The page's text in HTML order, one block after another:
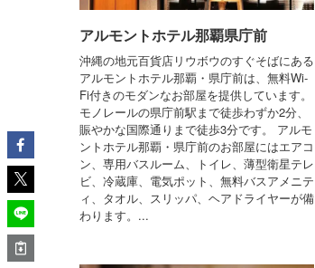
アルモントホテル那覇県庁前
沖縄の地元百貨店リウボウのすぐそばにある
アルモントホテル那覇・県庁前は、無料Wi-
Fi付きのモダンなお部屋を提供しています。
モノレールの県庁前駅まで徒歩わずか2分、
賑やかな国際通りまで徒歩3分です。 アルモ
ントホテル那覇・県庁前のお部屋にはエアコ
ン、専用バスルーム、トイレ、薄型衛星テレ
ビ、冷蔵庫、電気ポット、無料バスアメニテ
ィ、タオル、スリッパ、ヘアドライヤーが備
わります。...